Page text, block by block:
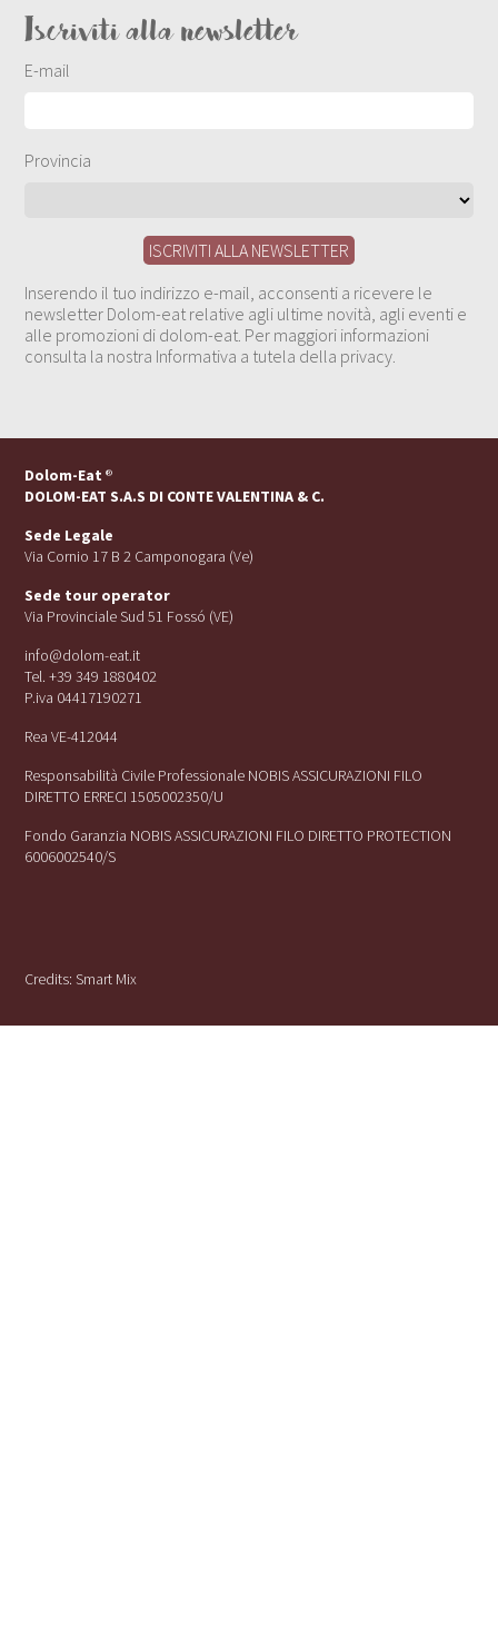
Iscriviti alla newsletter
E-mail
Provincia
Inserendo il tuo indirizzo e-mail, acconsenti a ricevere le
newsletter Dolom-eat relative agli ultime novità, agli eventi e
alle promozioni di dolom-eat. Per maggiori informazioni
consulta la nostra Informativa a tutela della privacy.
Dolom-Eat ®
DOLOM-EAT S.A.S DI CONTE VALENTINA & C.
Sede Legale
Via Cornio 17 B 2 Camponogara (Ve)
Sede tour operator
Via Provinciale Sud 51 Fossó (VE)
info@dolom-eat.it
Tel. +39 349 1880402
P.iva 04417190271
Rea VE-412044
Responsabilità Civile Professionale NOBIS ASSICURAZIONI FILO
DIRETTO ERRECI 1505002350/U
Fondo Garanzia NOBIS ASSICURAZIONI FILO DIRETTO PROTECTION
6006002540/S
Credits:Smart Mix